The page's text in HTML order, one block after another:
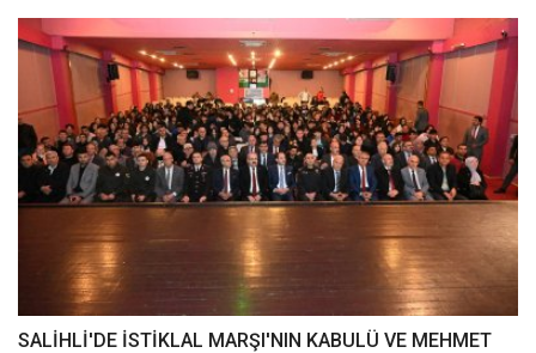
SALİHLİ'DE İSTİKLAL MARŞI'NIN KABULÜ VE MEHMET